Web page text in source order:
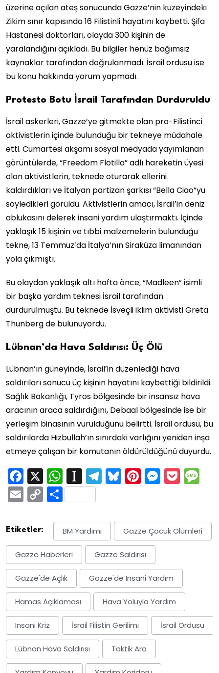
üzerine açılan ateş sonucunda Gazze’nin kuzeyindeki
Zikim sınır kapısında 16 Filistinli hayatını kaybetti. Şifa
Hastanesi doktorları, olayda 300 kişinin de
yaralandığını açıkladı. Bu bilgiler henüz bağımsız
kaynaklar tarafından doğrulanmadı. İsrail ordusu ise
bu konu hakkında yorum yapmadı.
Protesto Botu İsrail Tarafından Durduruldu
İsrail askerleri, Gazze’ye gitmekte olan pro-Filistinci
aktivistlerin içinde bulunduğu bir tekneye müdahale
etti. Cumartesi akşamı sosyal medyada yayımlanan
görüntülerde, “Freedom Flotilla” adlı hareketin üyesi
olan aktivistlerin, teknede oturarak ellerini
kaldırdıkları ve İtalyan partizan şarkısı “Bella Ciao”yu
söyledikleri görüldü. Aktivistlerin amacı, İsrail’in deniz
ablukasını delerek insani yardım ulaştırmaktı. İçinde
yaklaşık 15 kişinin ve tıbbi malzemelerin bulunduğu
tekne, 13 Temmuz’da İtalya’nın Siraküza limanından
yola çıkmıştı.
Bu olaydan yaklaşık altı hafta önce, “Madleen” isimli
bir başka yardım teknesi İsrail tarafından
durdurulmuştu. Bu teknede İsveçli iklim aktivisti Greta
Thunberg de bulunuyordu.
Lübnan’da Hava Saldırısı: Üç Ölü
Lübnan’ın güneyinde, İsrail’in düzenlediği hava
saldırıları sonucu üç kişinin hayatını kaybettiği bildirildi.
Sağlık Bakanlığı, Tyros bölgesinde bir insansız hava
aracının araca saldırdığını, Debaal bölgesinde ise bir
yerleşim binasının vurulduğunu belirtti. İsrail ordusu, bu
saldırılarda Hizbullah’ın sınırdaki varlığını yeniden inşa
etmeye çalışan bir komutanın öldürüldüğünü duyurdu.
Facebook
X WhatsApp
Instapaper
Telegram
Bluesky
Pinterest
EmailCopy
Link
Share
Etiketler: BM Yardımı Gazze Çocuk Ölümleri
Gazze Haberleri Gazze Saldırısı
Gazze'de Açlık Gazze'de Insani Yardım
Hamas Açıklaması Hava Yoluyla Yardım
Insani Kriz İsrail Filistin Gerilimi İsrail Ordusu
Lübnan Hava Saldırısı Taktik Ara